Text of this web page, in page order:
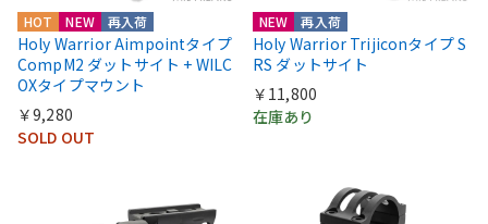
HOT NEW 再入荷
Holy Warrior Aimpointタイプ
CompM2 ダットサイト + WILC
OXタイプマウント
￥9,280
SOLD OUT
NEW 再入荷
Holy Warrior Trijiconタイプ S
RS ダットサイト
￥11,800
在庫あり